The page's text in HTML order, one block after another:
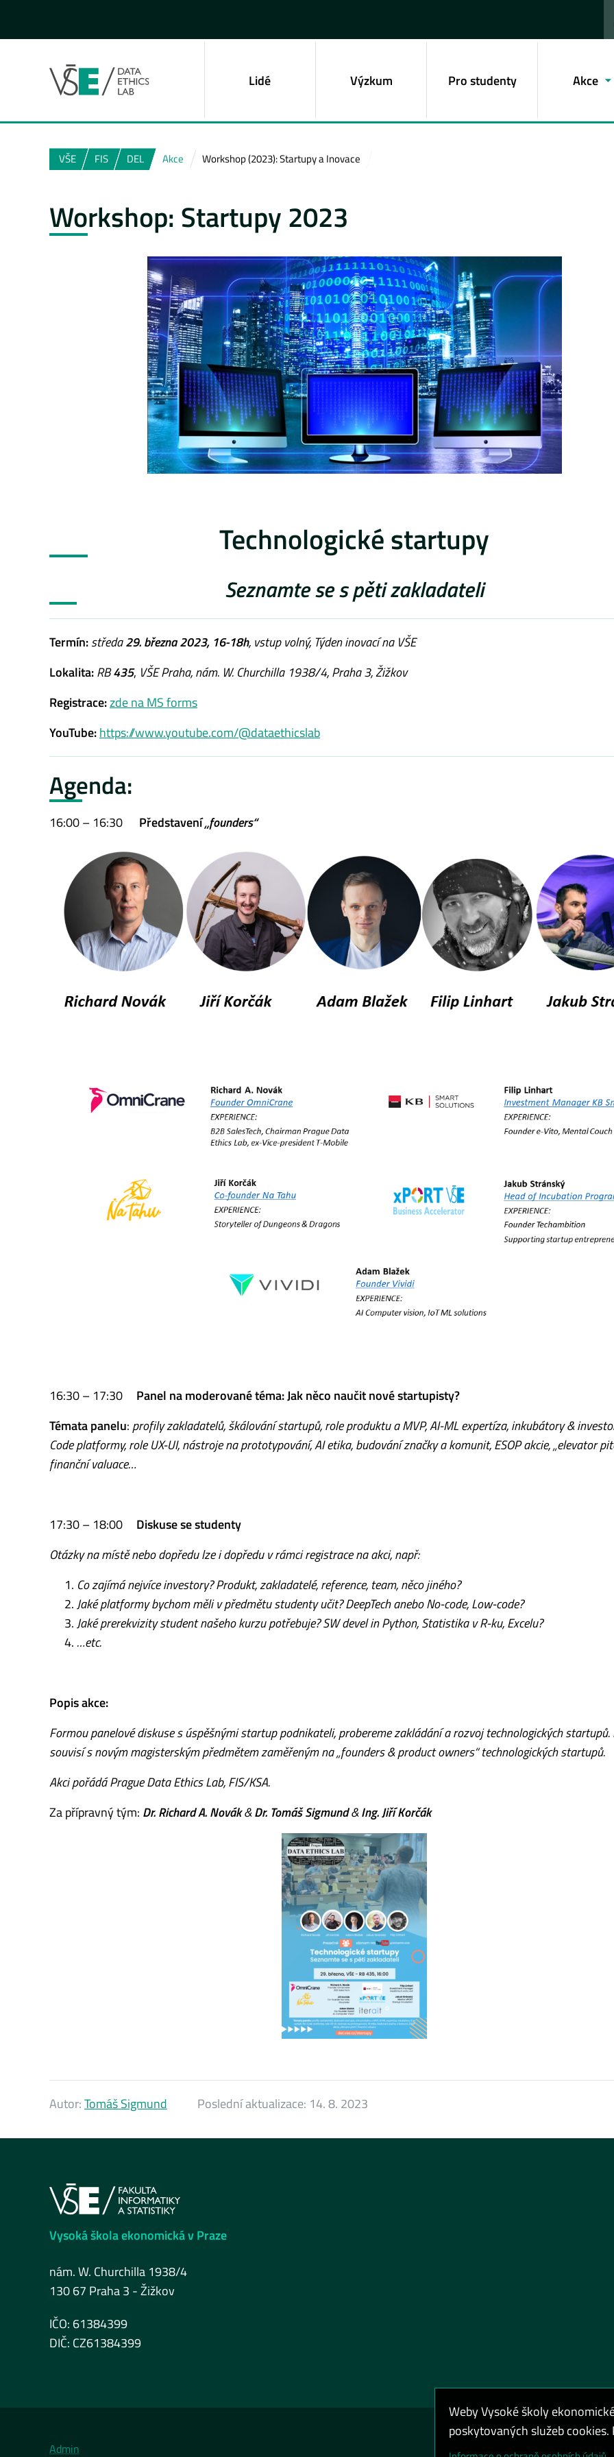
Lidé Výzkum Pro studenty Akce
VŠE FIS DEL Akce Workshop (2023): Startupy a Inovace
Workshop: Startupy 2023
Technologické startupy
Seznamte se s pěti zakladateli
Termín:středa29. března 2023, 16-18h, vstup volný, Týden inovací na VŠE
Lokalita:RB435, VŠE Praha, nám. W. Churchilla 1938/4, Praha 3, Žižkov
Registrace:zde na MS forms
YouTube:https://www.youtube.com/@dataethicslab
Agenda:
16:00 – 16:30 Představení„founders“
16:30 – 17:30 Panel na moderované téma: Jak něco naučit nové startupisty?
Témata panelu: profily zakladatelů, škálování startupů, role produktu a MVP, AI-ML expertíza, inkubátory &
Code platformy, role UX-UI, nástroje na prototypování, AI etika, budování značky a komunit, ESOP akcie, „elevator
finanční valuace…
17:30 – 18:00 Diskuse se studenty
Otázky na místě nebo dopředu lze i dopředu v rámci registrace na akci, např:
Co zajímá nejvíce investory? Produkt, zakladatelé, reference, team, něco jiného?
Jaké platformy bychom měli v předmětu studenty učit? DeepTech anebo No-code, Low-code?
Jaké prerekvizity student našeho kurzu potřebuje? SW devel in Python, Statistika v R-ku, Excelu?
…etc.
Popis akce:
Formou panelové diskuse s úspěšnými startup podnikateli, probereme zakládání a rozvoj technologických startupů.
souvisí s novým magisterským předmětem zaměřeným na „founders & product owners“ technologických startupů.
Akci pořádá Prague Data Ethics Lab, FIS/KSA.
Za přípravný tým: Dr. Richard A. Novák&Dr. Tomáš Sigmund&Ing. Jiří Korčák
Autor:Tomáš Sigmund Poslední aktualizace: 14. 8. 2023
Vysoká škola ekonomická v Praze
nám. W. Churchilla 1938/4
130 67 Praha 3 - Žižkov
IČO: 61384399
DIČ: CZ61384399
Admin Cookies a ochrana
Weby Vysoké školy
poskytovaných služeb